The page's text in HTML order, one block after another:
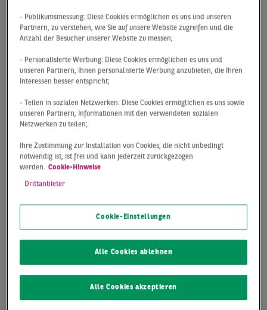
dynamischsten Bereichen der Immobilienbranche –
auch wenn große Deals zuletzt eher rar waren.
stabil. Und: Abseits der klassischen A‑Städte sehen wir
sogar eine deutliche Belebung.
Grund genug, gemeinsam mit Christoph Meszelinsky,
Managing Director und Head of Residential Investment,
zu werfen: Warum rückt das Interesse jenseits der
Metropolen wieder stärker in den Fokus? Wie verändert
sich die Preisfindung im Eigentumswohnungsmarkt?
oder Stuttgart so unterschiedlich?
Laufe des Jahres – und welche Faktoren bestimmen die
- Publikumsmessung: Diese Cookies ermöglichen es uns und unseren
Partnern, zu verstehen, wie Sie auf unsere Website zugreifen und die
Anzahl der Besucher unserer Website zu messen;
- Personalisierte Werbung: Diese Cookies ermöglichen es uns und
unseren Partnern, Ihnen personalisierte Werbung anzubieten, die Ihren
Interessen besser entspricht;
- Teilen in sozialen Netzwerken: Diese Cookies ermöglichen es uns sowie
unseren Partnern, Informationen mit den verwendeten sozialen
Netzwerken zu teilen;
Ihre Zustimmung zur Installation von Cookies, die nicht unbedingt
notwendig ist, ist frei und kann jederzeit zurückgezogen
werden. Cookie-Hinweise
Drittanbieter
Cookie-Einstellungen
Alle Cookies ablehnen
Alle Cookies akzeptieren